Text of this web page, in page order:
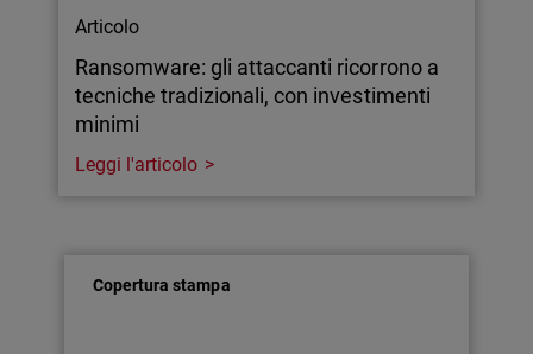
Articolo
Ransomware: gli attaccanti ricorrono a
tecniche tradizionali, con investimenti
minimi
Leggi l'articolo
Copertura stampa